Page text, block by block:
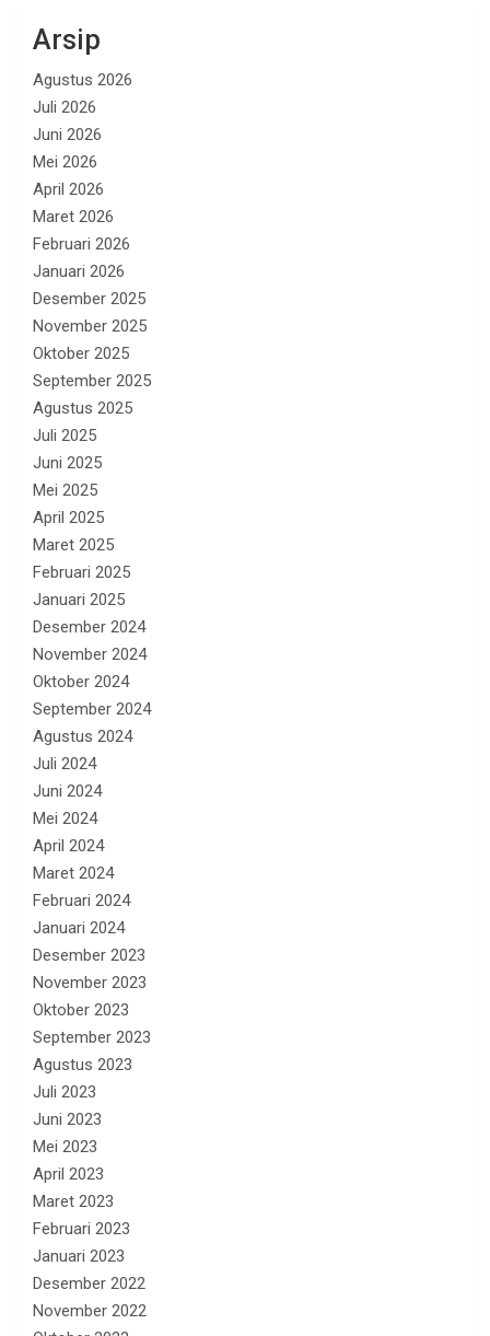
Arsip
Agustus 2026
Juli 2026
Juni 2026
Mei 2026
April 2026
Maret 2026
Februari 2026
Januari 2026
Desember 2025
November 2025
Oktober 2025
September 2025
Agustus 2025
Juli 2025
Juni 2025
Mei 2025
April 2025
Maret 2025
Februari 2025
Januari 2025
Desember 2024
November 2024
Oktober 2024
September 2024
Agustus 2024
Juli 2024
Juni 2024
Mei 2024
April 2024
Maret 2024
Februari 2024
Januari 2024
Desember 2023
November 2023
Oktober 2023
September 2023
Agustus 2023
Juli 2023
Juni 2023
Mei 2023
April 2023
Maret 2023
Februari 2023
Januari 2023
Desember 2022
November 2022